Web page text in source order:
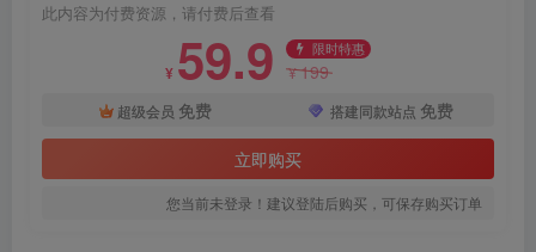
此内容为付费资源，请付费后查看
¥ 59.9 限时特惠
¥199
超级会员 免费 搭建同款站点 免费
立即购买
您当前未登录！建议登陆后购买，可保存购买订单